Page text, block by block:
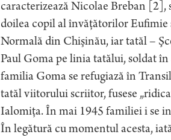
caracterizează Nicolae Breban [2],
doilea copil al învăţătorilor
Normală din Chişinău, iar tatăl –
Paul Goma pe linia tatălui, soldat
familia Goma se refugiază în
tatăl viitorului scriitor, fusese
Ialomiţa. În mai 1945 familiei i se
În legătură cu momentul acesta,